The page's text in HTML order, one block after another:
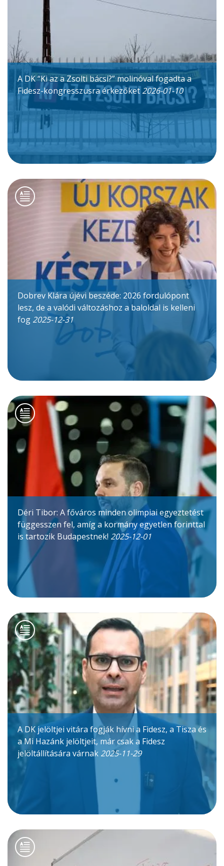
A DK “Ki az a Zsolti bácsi?” molinóval fogadta a
Fidesz-kongresszusra érkezőket 2026-01-10
Dobrev Klára újévi beszéde: 2026 fordulópont
lesz, de a valódi változáshoz a baloldal is kelleni
fog 2025-12-31
Déri Tibor: A főváros minden olimpiai egyeztetést
függesszen fel, amíg a kormány egyetlen forinttal
is tartozik Budapestnek! 2025-12-01
A DK jelöltjei vitára fogják hívni a Fidesz, a Tisza és
a Mi Hazánk jelöltjeit, már csak a Fidesz
jelöltállítására várnak 2025-11-29